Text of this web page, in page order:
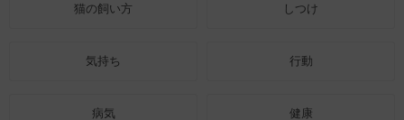
猫の飼い方 しつけ
気持ち 行動
病気 健康